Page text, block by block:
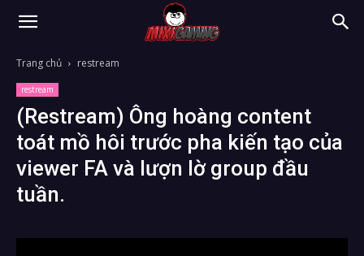
Trang chủ restream
restream
(Restream) Ông hoàng content
toát mồ hôi trước pha kiến tạo của
viewer FA và lượn lờ group đầu
tuần.